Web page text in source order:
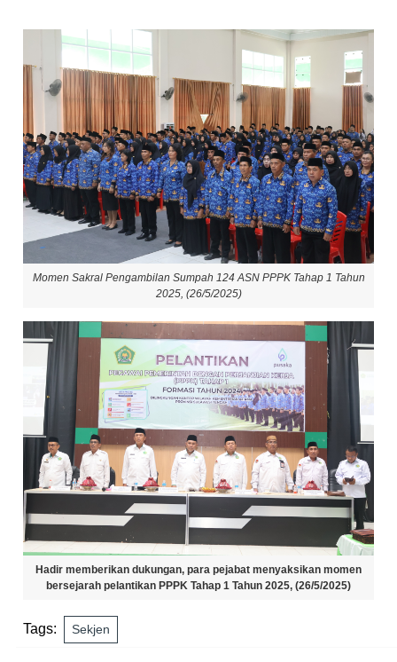
Momen Sakral Pengambilan Sumpah 124 ASN PPPK Tahap 1 Tahun
2025, (26/5/2025)
Hadir memberikan dukungan, para pejabat menyaksikan momen
bersejarah pelantikan PPPK Tahap 1 Tahun 2025, (26/5/2025)
Tags: Sekjen